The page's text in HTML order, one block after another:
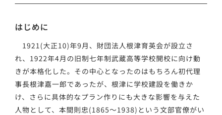
はじめに
1921(大正10)年9月、財団法人根津育英会が設立さ
れ、1922年4月の旧制七年制武蔵高等学校開校に向け動
きが本格化した。その中心となったのはもちろん初代理
事長根津嘉一郎であったが、根津に学校建設を働きか
け、さらに具体的なプラン作りにも大きな影響を与えた
人物として、本間則忠(1865～1938)という文部官僚がい